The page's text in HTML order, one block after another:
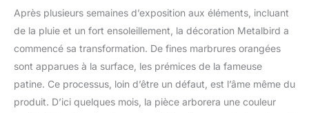
Après plusieurs semaines d’exposition aux éléments, incluant
de la pluie et un fort ensoleillement, la décoration Metalbird a
commencé sa transformation. De fines marbrures orangées
sont apparues à la surface, les prémices de la fameuse
patine. Ce processus, loin d’être un défaut, est l’âme même du
produit. D’ici quelques mois, la pièce arborera une couleur